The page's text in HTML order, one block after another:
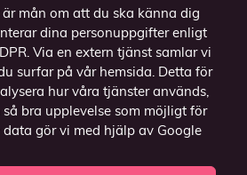
mån om att du ska känna dig
dina personuppgifter enligt
Via en extern tjänst samlar vi
surfar på vår hemsida. Detta för
hur våra tjänster används,
bra upplevelse som möjligt för
gör vi med hjälp av Google